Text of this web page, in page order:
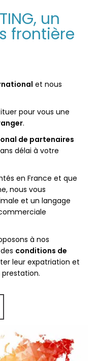
un
frontière
et nous
pour vous une
.
de partenaires
délai à votre
en France et que
nous vous
et un langage
à nos
conditions de
leur expatriation et